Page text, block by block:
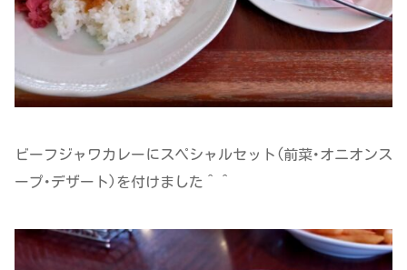
ビーフジャワカレーにスペシャルセット(前菜･オニオンス
ープ･デザート)を付けました＾＾